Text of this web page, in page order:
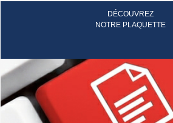
DÉCOUVREZ
NOTRE PLAQUETTE